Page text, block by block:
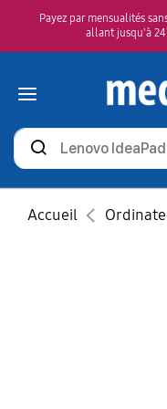
Payez par mensualités
allant jusqu'à
Rechercher
des
produits
Accueil